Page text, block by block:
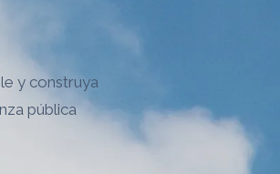
y construya
pública